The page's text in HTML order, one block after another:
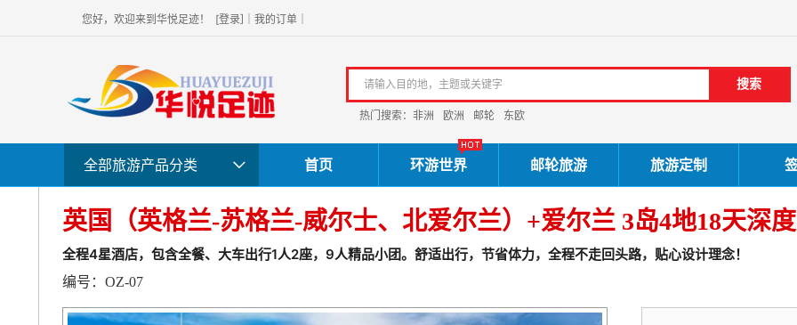
您好，欢迎来到华悦足迹！ [登录] 我的订单
热门搜索： 非洲 欧洲 邮轮 东欧
全部旅游产品分类 首页 环游世界 邮轮旅游 旅游定制
英国（英格兰-苏格兰-威尔士、北爱尔兰）+爱尔兰 3岛4地18天深
全程4星酒店，包含全餐、大车出行1人2座，9人精品小团。舒适出行，节省体力，全程不走回头路，贴心设计理念！
编号：OZ-07